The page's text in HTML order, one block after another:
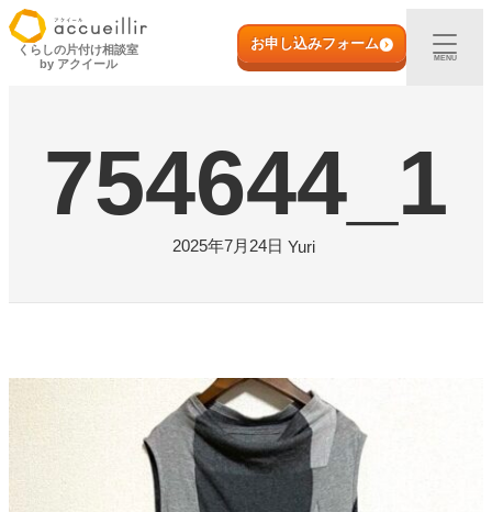
内
容
初めての方へ
宅配買取
店頭買取
ご利用実例
店舗一覧
よくある質問
くらしの片付け相談室
by アクイール
お申し込みフォーム
MENU
754644_1
2025年7月24日 Yuri